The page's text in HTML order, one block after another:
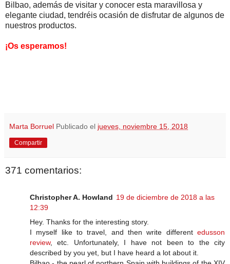
Bilbao, además de visitar y conocer esta maravillosa y
elegante ciudad, tendréis ocasión de disfrutar de algunos de
nuestros productos.
¡Os esperamos!
Marta Borruel Publicado el jueves, noviembre 15, 2018
Compartir
371 comentarios:
Christopher A. Howland 19 de diciembre de 2018 a las
12:39
Hey. Thanks for the interesting story.
I myself like to travel, and then write different edusson
review, etc. Unfortunately, I have not been to the city
described by you yet, but I have heard a lot about it.